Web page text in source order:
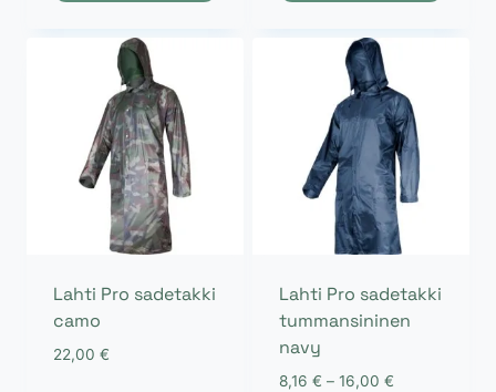
Lahti Pro sadetakki
camo
22,00 €
Lahti Pro sadetakki
tummansininen
navy
8,16 € – 16,00 €